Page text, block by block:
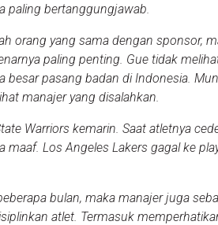
paling bertanggungjawab.
orang yang sama dengan sponsor,
paling penting. Gue tidak
pasang badan di Indonesia.
manajer yang disalahkan.
Warriors kemarin. Saat atletnya
Los Angeles Lakers gagal ke
bulan, maka manajer juga
atlet. Termasuk